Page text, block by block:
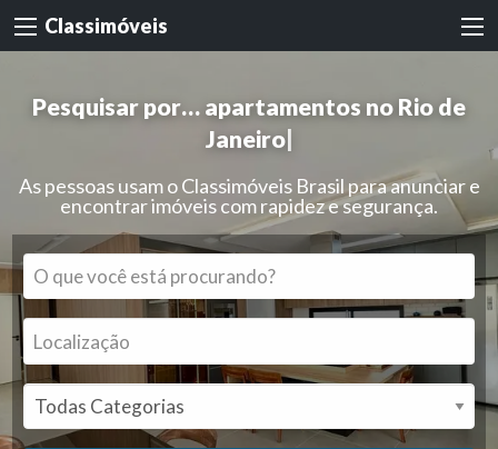
Classimóveis
Pesquisar por…apartamentos no Rio de
Janeiro|
As pessoas usam o Classimóveis Brasil para anunciar e
encontrar imóveis com rapidez e segurança.